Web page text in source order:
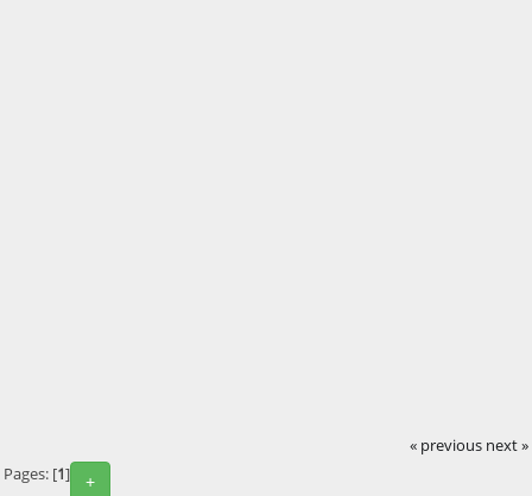
« previous next »
+
Pages: [1]